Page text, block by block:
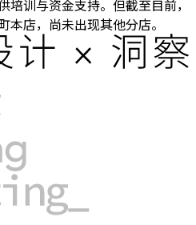
训与资金支持。但截至目前，
店，尚未出现其他分店。